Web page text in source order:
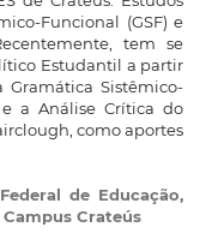
Funcional (GSF) e
tem se
Estudantil a partir
Sistêmico-
a Análise Crítica do
como aportes
de Educação,
Campus Crateús